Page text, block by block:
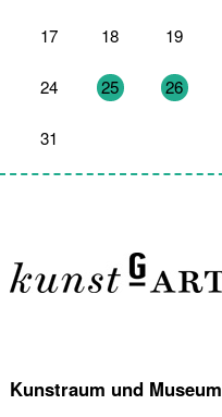
17 18 19
24 25 26
31
Kunstraum und Museum